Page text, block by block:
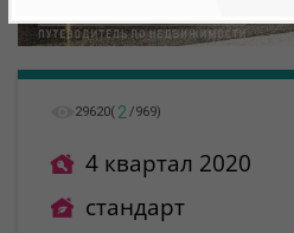
29620( 2 /969)
4 квартал 2020
стандарт